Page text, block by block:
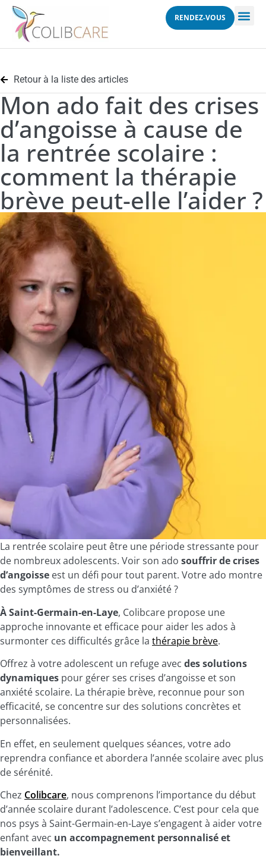
RENDEZ-VOUS
Retour à la liste des articles
Mon ado fait des crises
d’angoisse à cause de
la rentrée scolaire :
comment la thérapie
brève peut-elle l’aider ?
La rentrée scolaire peut être une période stressante pour
de nombreux adolescents. Voir son ado souffrir de crises
d’angoisse est un défi pour tout parent. Votre ado montre
des symptômes de stress ou d’anxiété ?
À Saint-Germain-en-Laye, Colibcare propose une
approche innovante et efficace pour aider les ados à
surmonter ces difficultés grâce la thérapie brève.
Offrez à votre adolescent un refuge avec des solutions
dynamiques pour gérer ses crises d’angoisse et son
anxiété scolaire. La thérapie brève, reconnue pour son
efficacité, se concentre sur des solutions concrètes et
personnalisées.
En effet, en seulement quelques séances, votre ado
reprendra confiance et abordera l’année scolaire avec plus
de sérénité.
Chez Colibcare, nous comprenons l’importance du début
d’année scolaire durant l’adolescence. C’est pour cela que
nos psys à Saint-Germain-en-Laye s’engagent à aider votre
enfant avec un accompagnement personnalisé et
bienveillant.